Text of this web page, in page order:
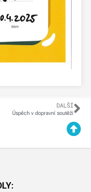
DALŠÍ
Úspěch v dopravní soutěži